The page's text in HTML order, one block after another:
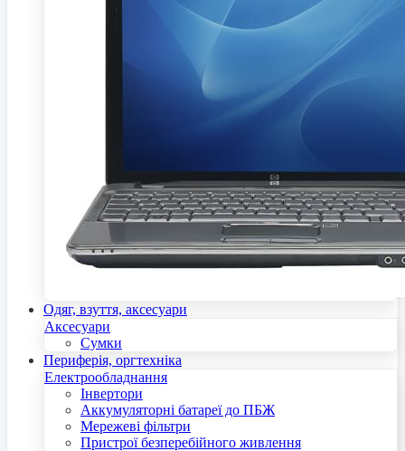
Одяг, взуття, аксесуари
Аксесуари
Сумки
Периферія, оргтехніка
Електрообладнання
Інвертори
Аккумуляторні батареї до ПБЖ
Мережеві фільтри
Пристрої безперебійного живлення